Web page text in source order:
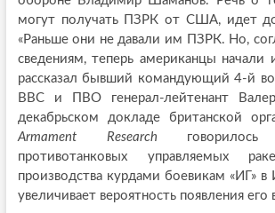
могут получать ПЗРК от США, идет
«Раньше они не давали им ПЗРК. Но,
сведениям, теперь американцы начали
рассказал бывший командующий 4-й
ВВС и ПВО генерал-лейтенант
декабрьском докладе британской
Armament
Research
противотанковых управляемых
производства курдами боевикам «ИГ» в
увеличивает вероятность появления его